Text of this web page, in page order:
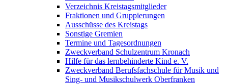
Verzeichnis Kreistagsmitglieder
Fraktionen und Gruppierungen
Ausschüsse des Kreistags
Sonstige Gremien
Termine und Tagesordnungen
Zweckverband Schulzentrum Kronach
Hilfe für das lernbehinderte Kind e. V.
Zweckverband Berufsfachschule für Musik und
Sing- und Musikschulwerk Oberfranken